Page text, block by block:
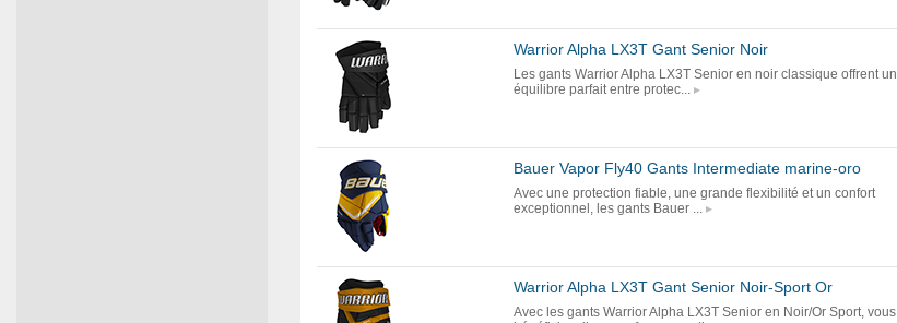
Warrior Alpha LX3T Gant Senior Noir
Les gants Warrior Alpha LX3T Senior en noir classique offrent un
équilibre parfait entre protec...
Bauer Vapor Fly40 Gants Intermediate marine-oro
Avec une protection fiable, une grande flexibilité et un confort
exceptionnel, les gants Bauer ...
Warrior Alpha LX3T Gant Senior Noir-Sport Or
Avec les gants Warrior Alpha LX3T Senior en Noir/Or Sport, vous